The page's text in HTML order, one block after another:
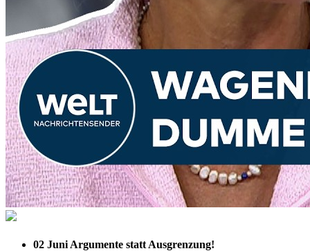
02 Juni Argumente statt Ausgrenzung!